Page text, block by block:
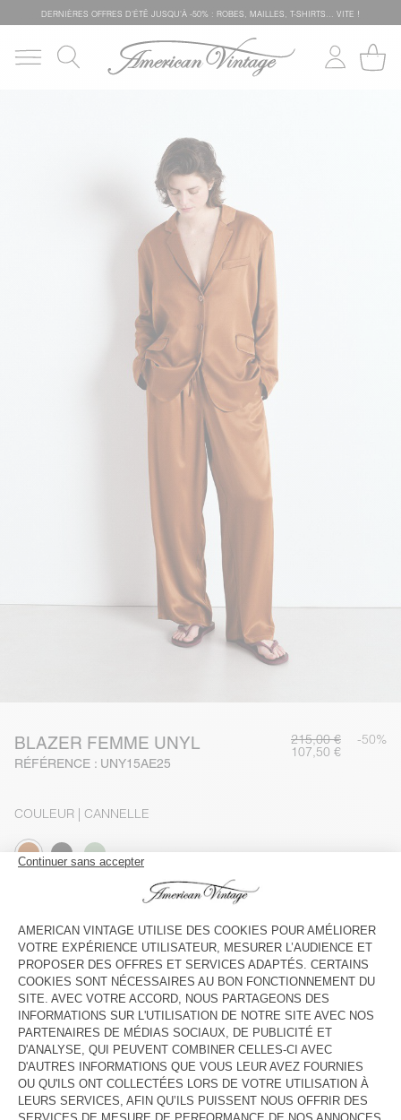
DERNIÈRES OFFRES D'ÉTÊ JUSQU'À -50% : ROBES, MAILLES, T-SHIRTS... VITE !
BLAZER FEMME UNYL
RÉFÉRENCE : UNY15AE25
215,00 € -50%
107,50 €
COULEUR | CANNELLE
GUIDE DES TAILLES
Livraison estiméeentre le mercredi 12 août et le vendredi 14
août
AJOUTER AU PANIER
VOIR LA DISPONIBILITE EN MAGASIN
DESCRIPTION